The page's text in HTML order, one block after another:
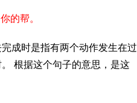
的帮。
成时是指有两个动作发生在过
根据这个句子的意思，是这